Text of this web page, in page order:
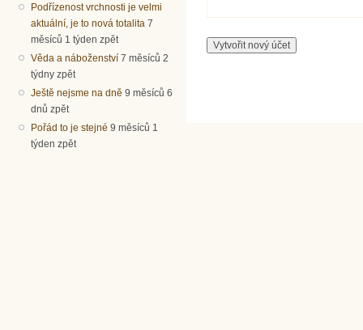
Podřízenost vrchnosti je velmi
aktuální, je to nová totalita 7
měsíců 1 týden zpět
Věda a náboženství 7 měsíců 2
týdny zpět
Ještě nejsme na dně 9 měsíců 6
dnů zpět
Pořád to je stejné 9 měsíců 1
týden zpět